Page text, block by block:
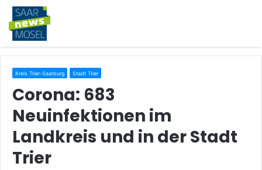
Kreis Trier-Saarburg Stadt Trier
Corona: 683
Neuinfektionen im
Landkreis und in der Stadt
Trier